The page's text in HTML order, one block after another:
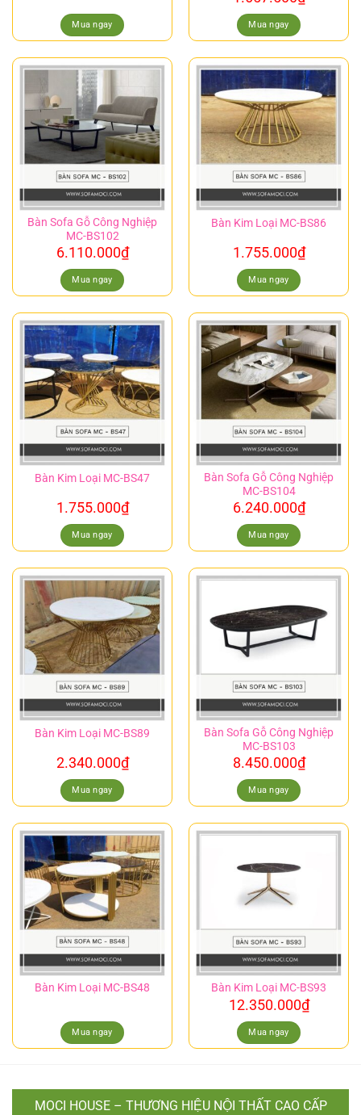
Mua ngay Mua ngay
Bàn Sofa Gỗ Công Nghiệp
MC-BS102
6.110.000₫
Mua ngay
Bàn Kim Loại MC-BS86
1.755.000₫
Mua ngay
Bàn Kim Loại MC-BS47
1.755.000₫
Mua ngay
Bàn Sofa Gỗ Công Nghiệp
MC-BS104
6.240.000₫
Mua ngay
Bàn Kim Loại MC-BS89
2.340.000₫
Mua ngay
Bàn Sofa Gỗ Công Nghiệp
MC-BS103
8.450.000₫
Mua ngay
Bàn Kim Loại MC-BS48
Mua ngay
Bàn Kim Loại MC-BS93
12.350.000₫
Mua ngay
MOCI HOUSE – THƯƠNG HIỆU NỘI THẤT CAO CẤP